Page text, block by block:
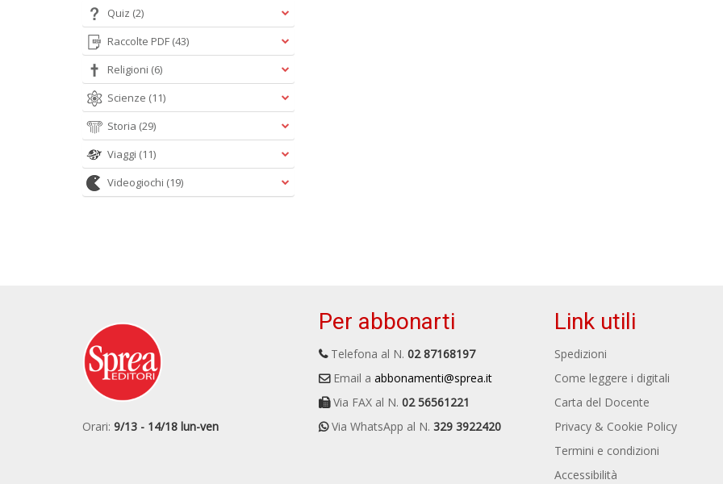
Quiz (2)
Raccolte PDF (43)
Religioni (6)
Scienze (11)
Storia (29)
Viaggi (11)
Videogiochi (19)
Orari: 9/13 - 14/18 lun-ven
Per abbonarti
Telefona al N. 02 87168197
Email a abbonamenti@sprea.it
Via FAX al N. 02 56561221
Via WhatsApp al N. 329 3922420
Link utili
Spedizioni
Come leggere i digitali
Carta del Docente
Privacy & Cookie Policy
Termini e condizioni
Accessibilità